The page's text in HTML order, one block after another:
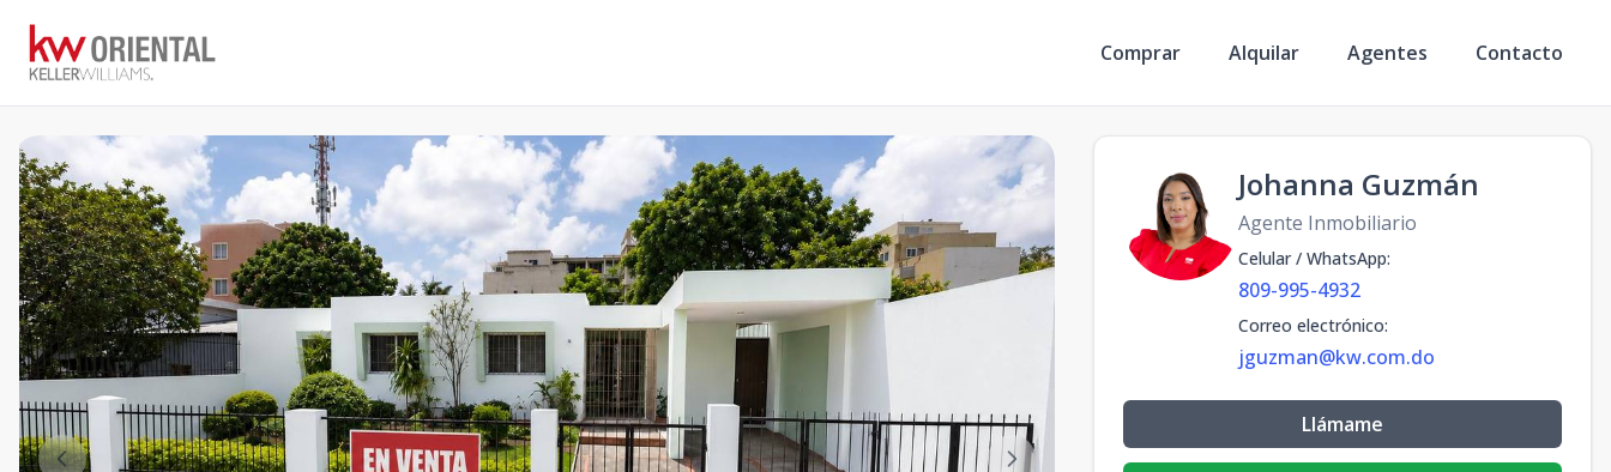
Comprar Alquilar Agentes Contacto
Johanna Guzmán
Agente Inmobiliario
Celular / WhatsApp:
809-995-4932
Correo electrónico:
jguzman@kw.com.do
Llámame